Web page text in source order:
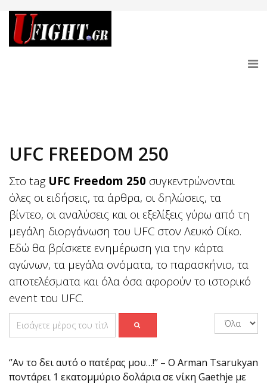
UFC FREEDOM 250
Στο tag UFC Freedom 250 συγκεντρώνονται
όλες οι ειδήσεις, τα άρθρα, οι δηλώσεις, τα
βίντεο, οι αναλύσεις και οι εξελίξεις γύρω από τη
μεγάλη διοργάνωση του UFC στον Λευκό Οίκο.
Εδώ θα βρίσκετε ενημέρωση για την κάρτα
αγώνων, τα μεγάλα ονόματα, το παρασκήνιο, τα
αποτελέσματα και όλα όσα αφορούν το ιστορικό
event του UFC.
‘’Αν το δει αυτό ο πατέρας μου…!’’ – Ο Arman Tsarukyan
ποντάρει 1 εκατομμύριο δολάρια σε νίκη Gaethje με